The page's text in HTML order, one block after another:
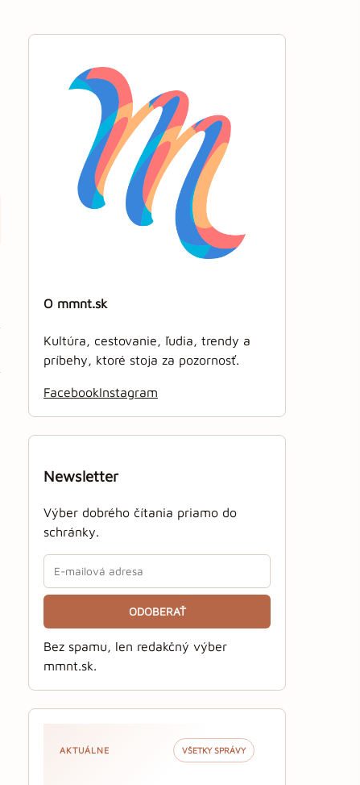
O mmnt.sk
Kultúra, cestovanie, ľudia, trendy a
príbehy, ktoré stoja za pozornosť.
FacebookInstagram
Newsletter
Výber dobrého čítania priamo do
schránky.
ODOBERAŤ
Bez spamu, len redakčný výber
mmnt.sk.
AKTUÁLNE VŠETKY SPRÁVY